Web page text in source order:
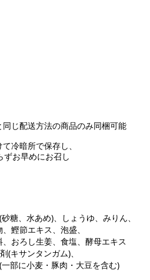
同じ配送方法の商品のみ同梱可能
冷暗所で保存し、
早めにお召し
糖、水あめ)、しょうゆ、みりん、
キス、泡盛、
生姜、食塩、酵母エキス
タンガム)、
麦・豚肉・大豆を含む)